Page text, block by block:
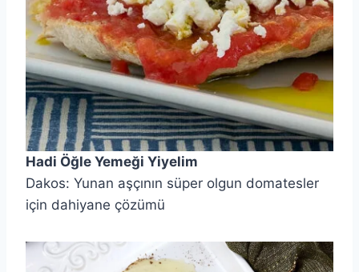
Hadi Öğle Yemeği Yiyelim
Dakos: Yunan aşçının süper olgun domatesler
için dahiyane çözümü